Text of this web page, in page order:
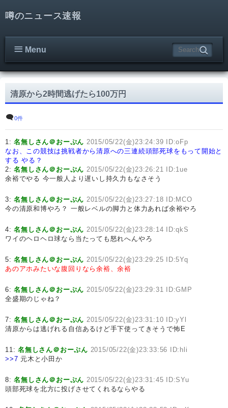
噂のニュース速報
Menu
清原から2時間逃げたら100万円
0件
1:名無しさん＠おーぷん 2015/05/22(金)23:24:39 ID:oFp
なお、この競技は挑戦者から清原への三連続頭部死球をもって開始と
する やる？
2:名無しさん＠おーぷん 2015/05/22(金)23:26:21 ID:1ue
余裕でやる 今一般人より遅いし持久力もなさそう
3:名無しさん＠おーぷん 2015/05/22(金)23:27:18 ID:MCO
今の清原和博やろ？ 一般レベルの脚力と体力あれば余裕やろ
4:名無しさん＠おーぷん 2015/05/22(金)23:28:14 ID:qkS
ワイのヘロヘロ球なら当たっても怒れへんやろ
5:名無しさん＠おーぷん 2015/05/22(金)23:29:25 ID:5Yq
あのアホみたいな腹回りなら余裕、余裕
6:名無しさん＠おーぷん 2015/05/22(金)23:29:31 ID:GMP
全盛期のじゃね？
7:名無しさん＠おーぷん 2015/05/22(金)23:31:10 ID:yYl
清原からは逃げれる自信あるけど手下使ってきそうで怖E
11:名無しさん＠おーぷん 2015/05/22(金)23:33:56 ID:hli
>>7 元木と小田か
8:名無しさん＠おーぷん 2015/05/22(金)23:31:45 ID:SYu
頭部死球を北方に投げさせてくれるならやる